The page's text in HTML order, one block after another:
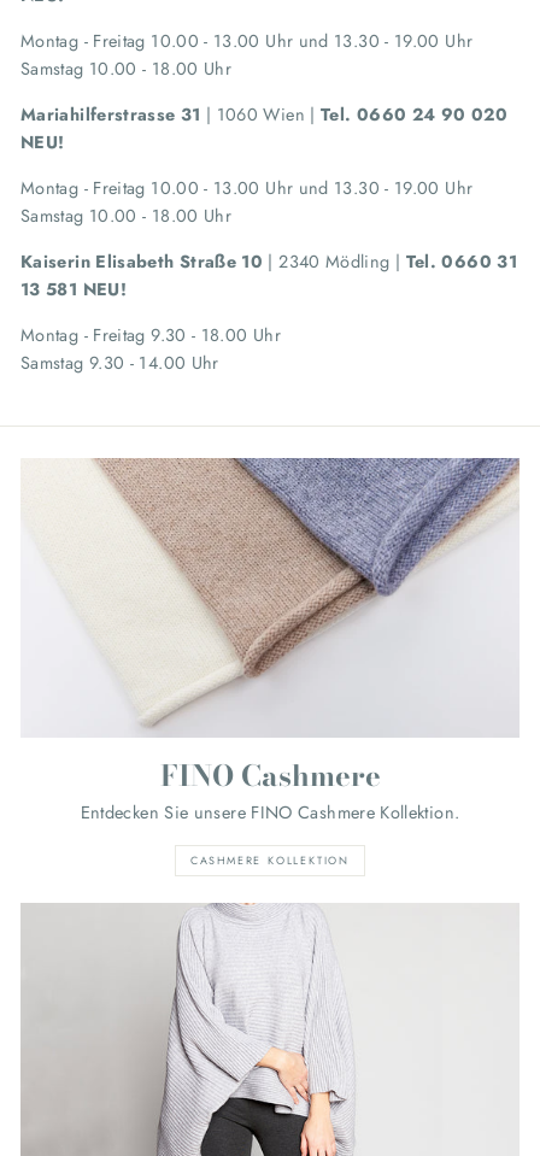
Montag - Freitag 10.00 - 13.00 Uhr und 13.30 - 19.00 Uhr
Samstag 10.00 - 18.00 Uhr
Mariahilferstrasse 31 | 1060 Wien |Tel. 0660 24 90 020
NEU!
Montag - Freitag 10.00 - 13.00 Uhr und 13.30 - 19.00 Uhr
Samstag 10.00 - 18.00 Uhr
Kaiserin Elisabeth Straße 10 | 2340 Mödling | Tel. 0660 31
13 581 NEU!
Montag - Freitag 9.30 - 18.00 Uhr
Samstag 9.30 - 14.00 Uhr
FINO Cashmere
Entdecken Sie unsere FINO Cashmere Kollektion.
CASHMERE KOLLEKTION